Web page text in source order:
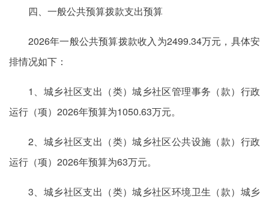
四、一般公共预算拨款支出预算
2026年一般公共预算拨款收入为2499.34万元，具体安
排情况如下：
1、城乡社区支出（类）城乡社区管理事务（款）行政
运行（项）2026年预算为1050.63万元。
2、城乡社区支出（类）城乡社区公共设施（款）行政
运行（项）2026年预算为63万元。
3、城乡社区支出（类）城乡社区环境卫生（款）城乡